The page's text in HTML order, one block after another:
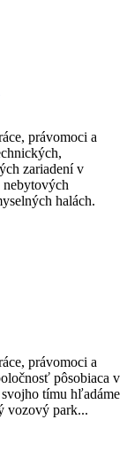
právomoci a
zariadení v
halách.
právomoci a
pôsobiaca v
tímu hľadáme
vozový park...